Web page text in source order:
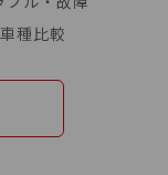
車種比較